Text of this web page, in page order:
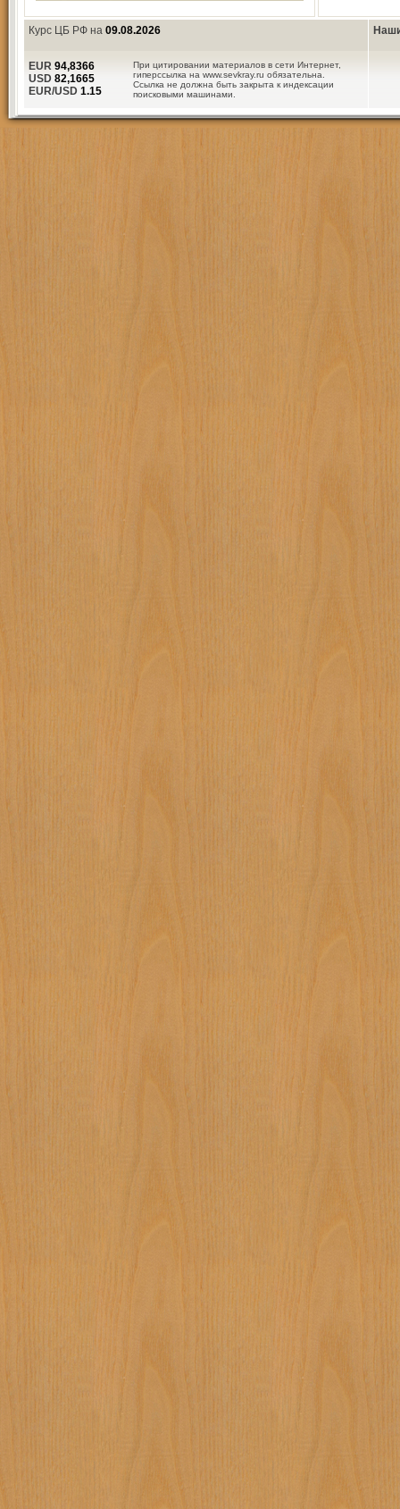
Курс ЦБ РФ на 09.08.2026
При цитировании материалов в сети Интернет,
гиперссылка на www.sevkray.ru обязательна.
Ссылка не должна быть закрыта к индексации
поисковыми машинами.
EUR 94,8366
USD 82,1665
EUR/USD 1.15